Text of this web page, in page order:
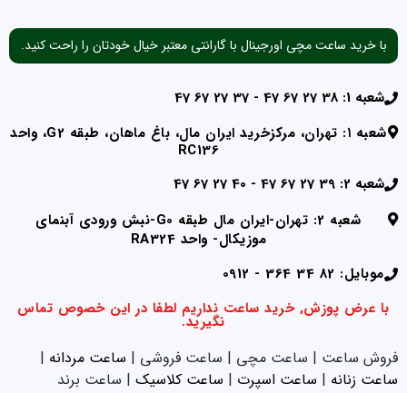
با خرید ساعت مچی اورجینال با گارانتی معتبر خیال خودتان را راحت کنید.
شعبه 1: 38 27 67 47 - 37 27 67 47
شعبه ۱: تهران، مرکزخرید ایران مال، باغ ماهان، طبقه G2، واحد
RC136
شعبه 2: 39 27 67 47 - 40 27 67 47
شعبه 2: تهران-ایران مال طبقه G0-نبش ورودی آبنمای
موزیکال- واحد RA324
موبایل: 82 34 364 - 0912
با عرض پوزش, خرید ساعت نداریم لطفا در این خصوص تماس
نگیرید.
فروش ساعت | ساعت مچی | ساعت فروشی | ساعت مردانه |
ساعت زنانه |‌ ساعت اسپرت |‌ ساعت کلاسیک | ساعت برند